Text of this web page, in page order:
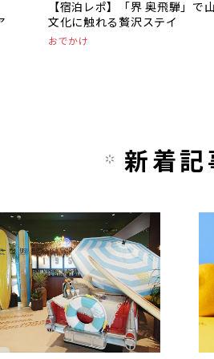
【宿泊レポ】「界 奥飛騨」で
文化に触れる贅沢ステイ
おでかけ
新着記